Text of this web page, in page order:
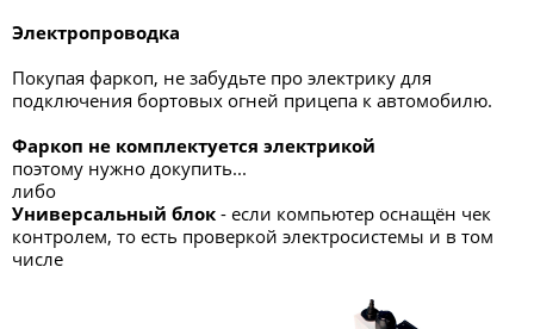
Электропроводка
Покупая фаркоп, не забудьте про электрику для
подключения бортовых огней прицепа к автомобилю.
Фаркоп не комплектуется электрикой
поэтому нужно докупить...
либо
Универсальный блок - если компьютер оснащён чек
контролем, то есть проверкой электросистемы и в том
числе